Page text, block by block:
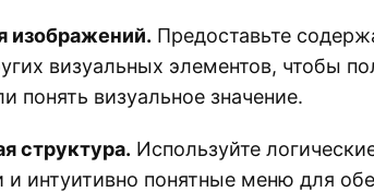
изображений. Предоставьте
визуальных элементов, чтобы
понять визуальное значение.
структура. Используйте
и интуитивно понятные меню для